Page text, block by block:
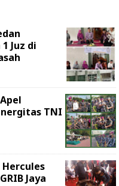
Juz di
TNI
Hercules
Jaya